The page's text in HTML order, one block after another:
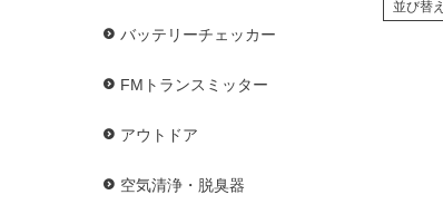
バッテリーチェッカー
FMトランスミッター
アウトドア
空気清浄・脱臭器
並び替え